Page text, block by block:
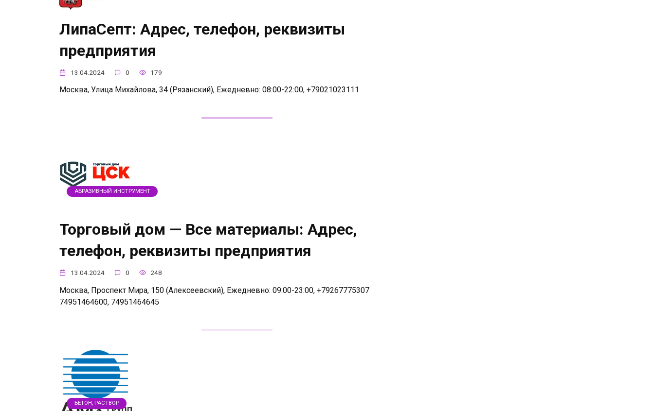
ЛипаСепт: Адрес, телефон, реквизиты
предприятия
13.04.2024 0 179
Москва, Улица Михайлова, 34 (Рязанский), Ежедневно: 08:00-22:00, +79021023111
АБРАЗИВНЫЙ ИНСТРУМЕНТ
Торговый дом — Все материалы: Адрес,
телефон, реквизиты предприятия
13.04.2024 0 248
Москва, Проспект Мира, 150 (Алексеевский), Ежедневно: 09:00-23:00, +79267775307
74951464600, 74951464645
БЕТОН, РАСТВОР